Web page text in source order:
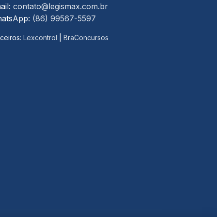
contato@legismax.com.br
(86) 99567-5597
Lexcontrol BraConcursos